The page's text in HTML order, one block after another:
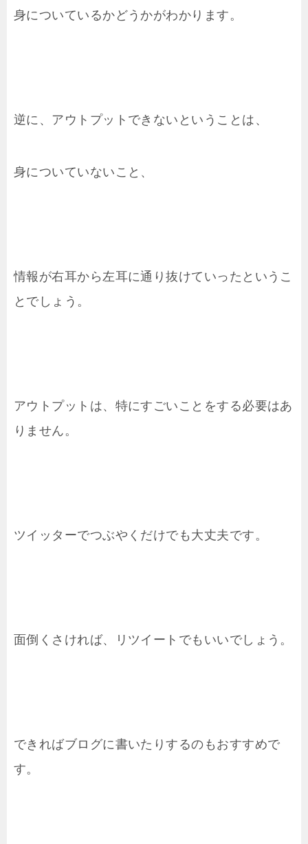
身についているかどうかがわかります。
逆に、アウトプットできないということは、
身についていないこと、
情報が右耳から左耳に通り抜けていったというこ
とでしょう。
アウトプットは、特にすごいことをする必要はあ
りません。
ツイッターでつぶやくだけでも大丈夫です。
面倒くさければ、リツイートでもいいでしょう。
できればブログに書いたりするのもおすすめで
す。